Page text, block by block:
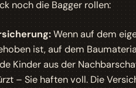
noch die Bagger rollen:
Wenn auf dem
ist, auf dem
Kinder aus der
– Sie haften voll. Die